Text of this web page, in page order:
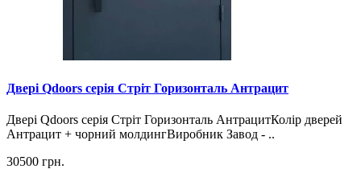
Двері Qdoors серія Стріт Горизонталь Антрацит
Двері Qdoors серія Стріт Горизонталь АнтрацитКолір дверей
Антрацит + чорний молдингВиробник Завод - ..
30500 грн.